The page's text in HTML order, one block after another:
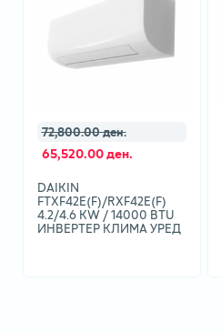
72,800.00 ден.
65,520.00 ден.
DAIKIN
FTXF42E(F)/RXF42E(F)
4.2/4.6 KW / 14000 BTU
ИНВЕРТЕР КЛИМА УРЕД